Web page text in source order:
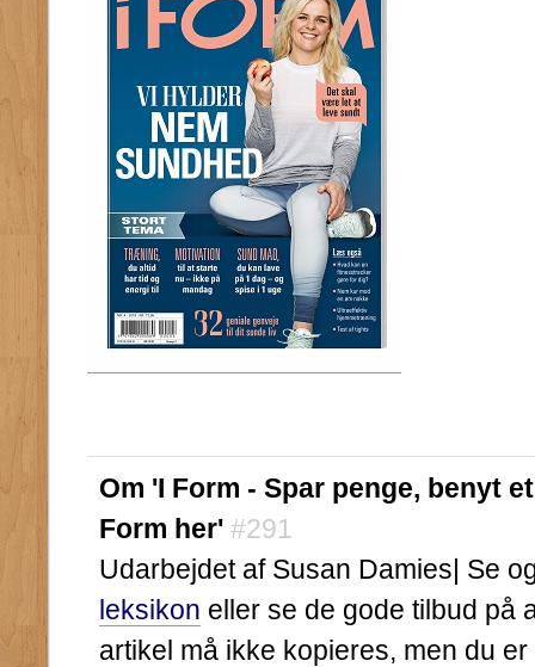
Om 'I Form - Spar penge, benyt
Form her' #291
Udarbejdet af Susan Damies| Se
leksikon eller se de gode tilbud på
artikel må ikke kopieres, men du